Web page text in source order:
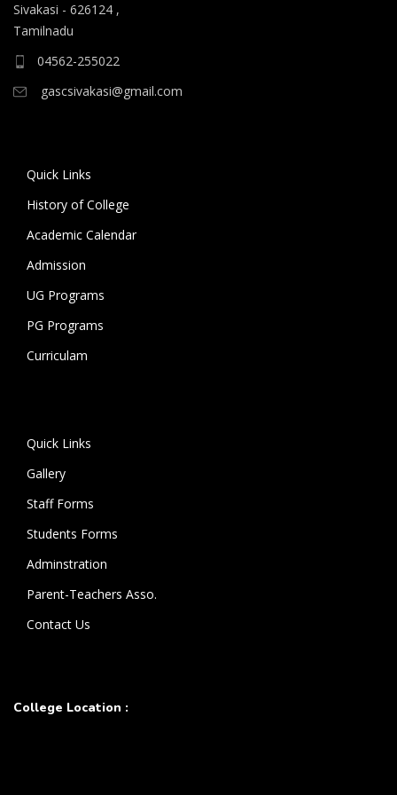
ஆகிய கலைப் பாடப்பிரிவுகளுக்கும், 10.06.2026 அன்று
B.A தமிழ், B.A ஆங்கிலம் ஆகிய மொழிப்
பாடப்பிரிவுகளுக்கும் முதல் கட்ட கலந்தாய்வு
நடைபெறுகிறது.
12.06.2026 அன்று அனைத்து கலைப் பாடப்பிரிவுகள்
கலந்தாய்வும் நடைபெறுகிறது. 18.06.2026 அன்று
கல்லூரியில் உள்ள அனைத்து பாடப்பிரிவுகளுக்குமான
மூன்றாம் கட்ட கலந்தாய்வு நடைபெறுகிறது.
கலந்தாய்விற்கு அழைக்கப்படும் மாணவ/மாணவியர் உரிய
சான்றிதழ்கள் மற்றும் பெற்றோருடன் மேற்குறிப்பிட்ட
நாட்களில் காலை 9 மணிக்கு கல்லூரிக்கு வருகை தந்து
Sivakasi - 626124 ,
Tamilnadu
04562-255022
gascsivakasi@gmail.com
Quick Links
History of College
Academic Calendar
Admission
UG Programs
PG Programs
Curriculam
Quick Links
Gallery
Staff Forms
Students Forms
Adminstration
Parent-Teachers Asso.
Contact Us
College Location :